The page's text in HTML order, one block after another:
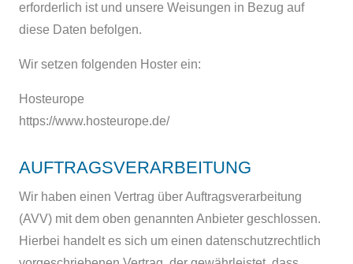
erforderlich ist und unsere Weisungen in Bezug auf
diese Daten befolgen.
Wir setzen folgenden Hoster ein:
Hosteurope
https://www.hosteurope.de/
AUFTRAGSVERARBEITUNG
Wir haben einen Vertrag über Auftragsverarbeitung
(AVV) mit dem oben genannten Anbieter geschlossen.
Hierbei handelt es sich um einen datenschutzrechtlich